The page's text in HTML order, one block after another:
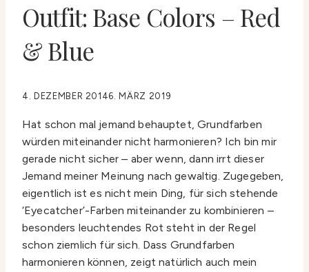
Outfit: Base Colors – Red
& Blue
4. DEZEMBER 20146. MÄRZ 2019
Hat schon mal jemand behauptet, Grundfarben
würden miteinander nicht harmonieren? Ich bin mir
gerade nicht sicher – aber wenn, dann irrt dieser
Jemand meiner Meinung nach gewaltig. Zugegeben,
eigentlich ist es nicht mein Ding, für sich stehende
‘Eyecatcher’-Farben miteinander zu kombinieren –
besonders leuchtendes Rot steht in der Regel
schon ziemlich für sich. Dass Grundfarben
harmonieren können, zeigt natürlich auch mein